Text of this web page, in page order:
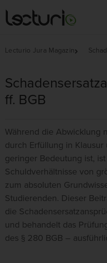
Lecturio Jura Magazin
ff. BGB
Während die Abwicklung
durch Erfüllung in
geringer Bedeutung ist,
Schuldverhältnisse von
zum absoluten
Studierenden. Dieser
die
und behandelt das
des § 280 BGB –